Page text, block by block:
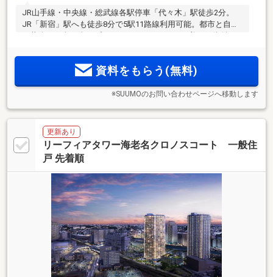
JR山手線・中央線・総武線各駅停車「代々木」駅徒歩2分。
JR「新宿」駅へも徒歩8分で5駅11路線利用可能。都市と自然
る敷地を生かす角住戸中心(注1)内廊下設計
資料をもらう(無料)
※SUUMOのお問い合わせページへ移動します
更新あり
リーフィアタワー海老名クロノスコート 一般住
戸 先着順